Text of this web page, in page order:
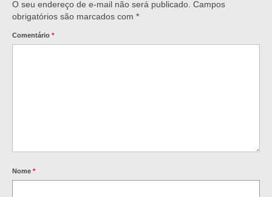
O seu endereço de e-mail não será publicado. Campos
obrigatórios são marcados com *
Comentário *
Nome *